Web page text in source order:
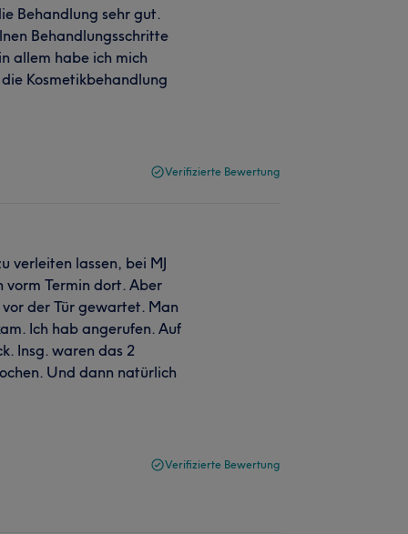
Behandlung sehr gut.
Behandlungsschritte
allem habe ich mich
Kosmetikbehandlung
Verifizierte Bewertung
verleiten lassen, bei MJ
vorm Termin dort. Aber
der Tür gewartet. Man
Ich hab angerufen. Auf
Insg. waren das 2
Und dann natürlich
Verifizierte Bewertung